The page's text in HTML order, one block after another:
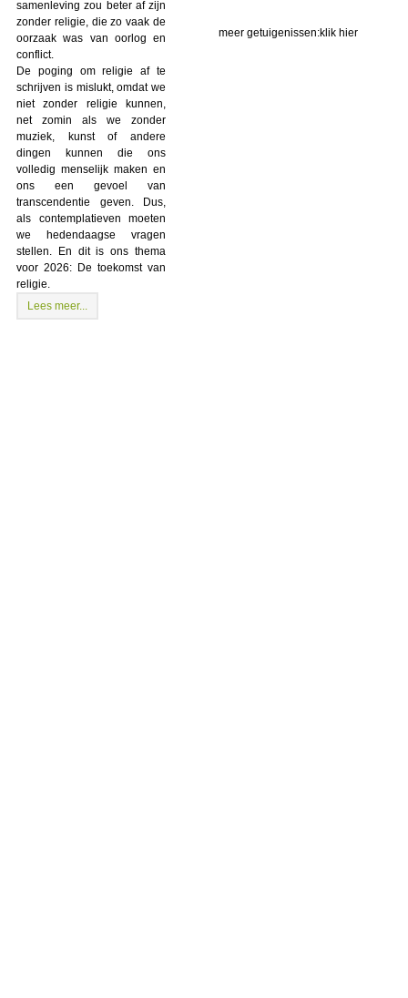
samenleving zou beter af zijn
zonder religie, die zo vaak de
oorzaak was van oorlog en
conflict.
De poging om religie af te
schrijven is mislukt, omdat we
niet zonder religie kunnen,
net zomin als we zonder
muziek, kunst of andere
dingen kunnen die ons
volledig menselijk maken en
ons een gevoel van
transcendentie geven. Dus,
als contemplatieven moeten
we hedendaagse vragen
stellen. En dit is ons thema
voor 2026: De toekomst van
religie.
Lees meer...
meer getuigenissen:klik hier